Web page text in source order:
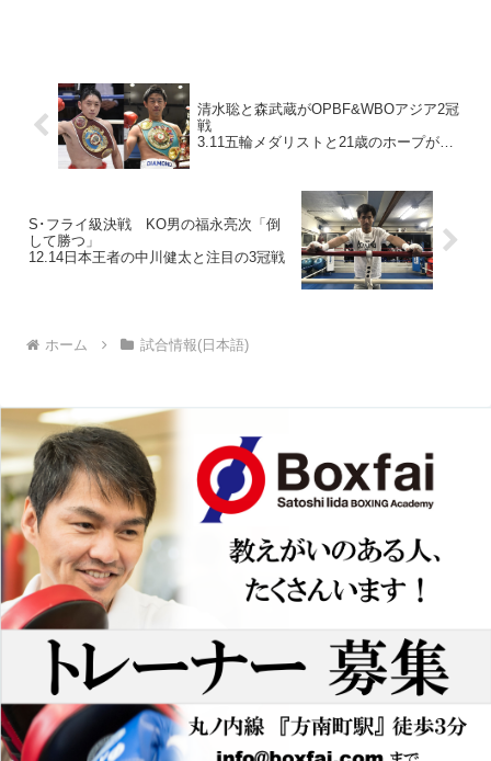
清水聡と森武蔵がOPBF&WBOアジア2冠
戦
3.11五輪メダリストと21歳のホープが激
S･フライ級決戦 KO男の福永亮次「倒
して勝つ」
12.14日本王者の中川健太と注目の3冠戦
ホーム 試合情報(日本語)